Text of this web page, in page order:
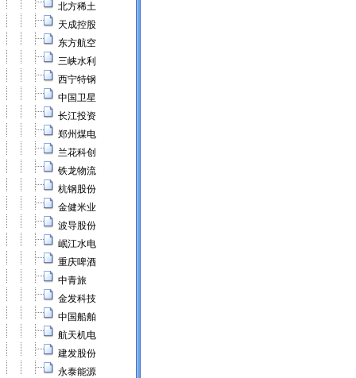
北方稀土
天成控股
东方航空
三峡水利
西宁特钢
中国卫星
长江投资
郑州煤电
兰花科创
铁龙物流
杭钢股份
金健米业
波导股份
岷江水电
重庆啤酒
中青旅
金发科技
中国船舶
航天机电
建发股份
永泰能源